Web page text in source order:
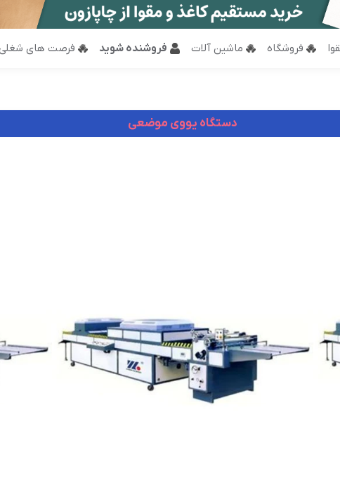
فروشگاه ماشین آلات فروشنده شوید فرصت های شغلی
دستگاه یووی موضعی